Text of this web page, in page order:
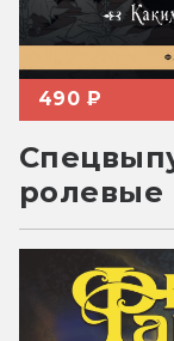
490 ₽
ролевые